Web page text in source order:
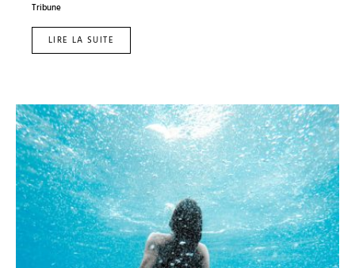
Tribune
LIRE LA SUITE